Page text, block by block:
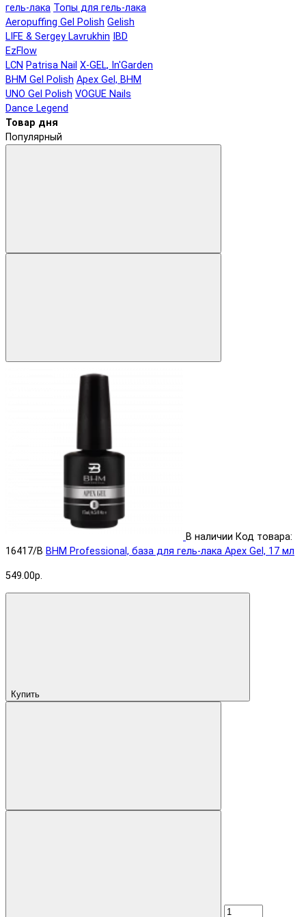
гель-лака Топы для гель-лака
Aeropuffing Gel Polish Gelish
LIFE & Sergey Lavrukhin
IBD
EzFlow
LCN Patrisa Nail X-GEL, In'Garden
BHM Gel Polish Apex Gel, BHM
UNO Gel Polish VOGUE Nails
Dance Legend
Товар дня
Популярный
В наличии Код товара:
16417/B BHM Professional, база для гель-лака Apex Gel, 17 мл
549.00р.
Купить